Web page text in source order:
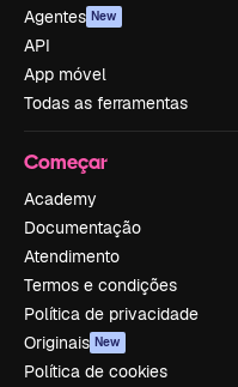
Agentes New
API
App móvel
Todas as ferramentas
Começar
Academy
Documentação
Atendimento
Termos e condições
Política de privacidade
Originais New
Política de cookies